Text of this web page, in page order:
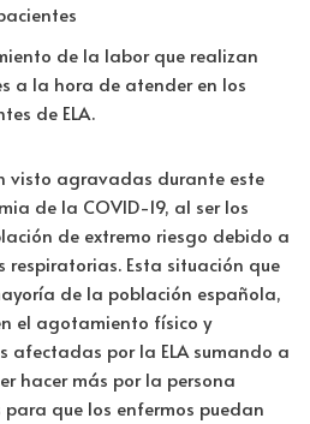
de la labor que realizan
a la hora de atender en los
de ELA.
visto agravadas durante este
de la COVID-19, al ser los
de extremo riesgo debido a
respiratorias. Esta situación que
de la población española,
el agotamiento físico y
afectadas por la ELA sumando a
hacer más por la persona
que los enfermos puedan